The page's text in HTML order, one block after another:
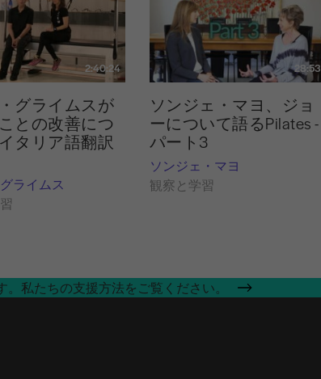
2:40:24
グライムスが
との改善につ
タリア語翻訳
ライムス
28:53
ソンジェ・マヨ、ジョ
ーについて語るPilates -
パート3
ソンジェ・マヨ
観察と学習
私たちの支援方法をご覧ください。